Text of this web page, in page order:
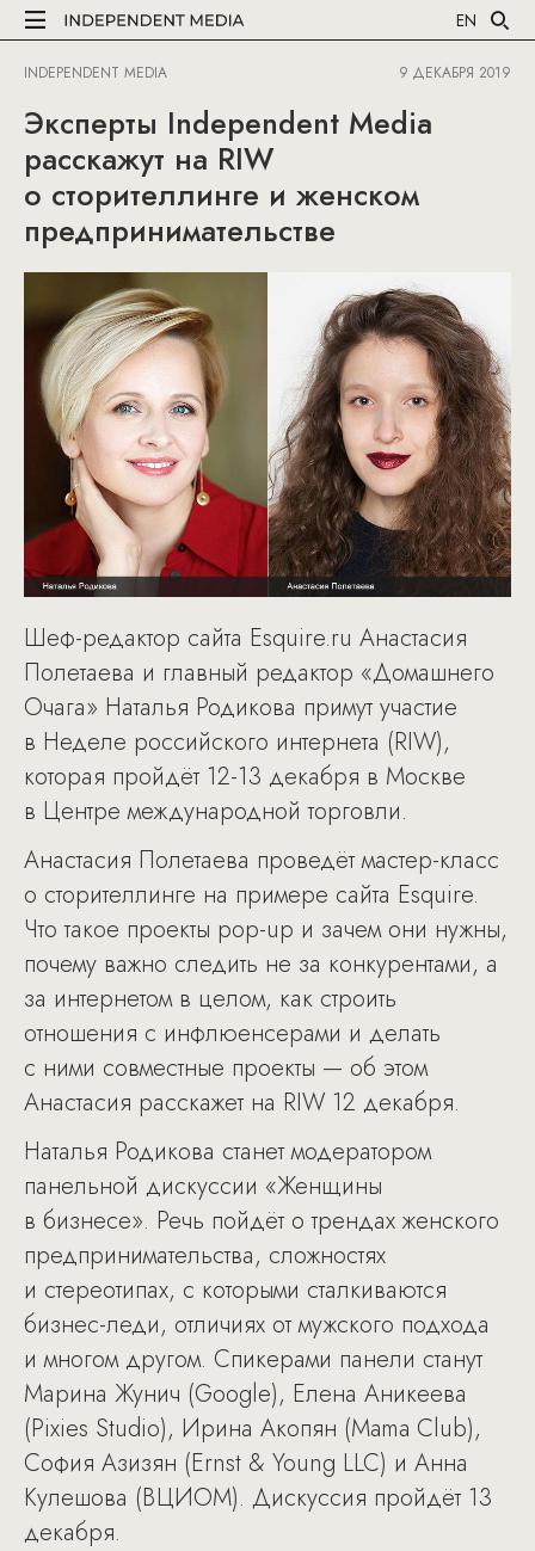
EN
INDEPENDENT MEDIA 9 ДЕКАБРЯ 2019
Эксперты Independent Media
расскажут на RIW
о сторителлинге и женском
предпринимательстве
Шеф-редактор сайта Esquire.ru Анастасия
Полетаева и главный редактор «Домашнего
Очага» Наталья Родикова примут участие
в Неделе российского интернета (RIW),
которая пройдёт 12-13 декабря в Москве
в Центре международной торговли.
Анастасия Полетаева проведёт мастер-класс
о сторителлинге на примере сайта Esquire.
Что такое проекты pop-up и зачем они нужны,
почему важно следить не за конкурентами, а
за интернетом в целом, как строить
отношения с инфлюенсерами и делать
с ними совместные проекты — об этом
Анастасия расскажет на RIW 12 декабря.
Наталья Родикова станет модератором
панельной дискуссии «Женщины
в бизнесе». Речь пойдёт о трендах женского
предпринимательства, сложностях
и стереотипах, с которыми сталкиваются
бизнес-леди, отличиях от мужского подхода
и многом другом. Спикерами панели станут
Марина Жунич (Google), Елена Аникеева
(Pixies Studio), Ирина Акопян (Mama Club),
София Азизян (Ernst & Young LLC) и Анна
Кулешова (ВЦИОМ). Дискуссия пройдёт 13
декабря.